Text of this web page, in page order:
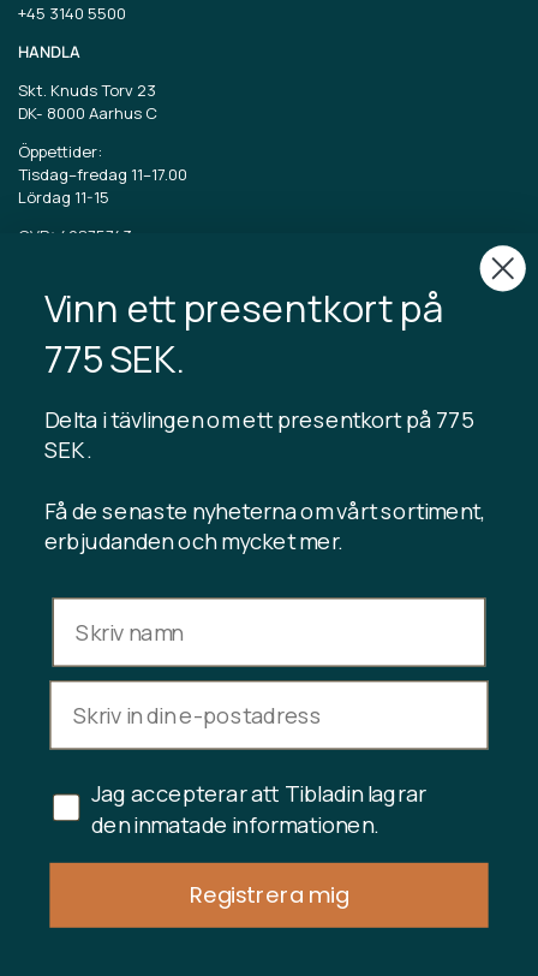
+45 3140 5500
HANDLA
Skt. Knuds Torv 23
DK- 8000 Aarhus C
Öppettider:
Tisdag–fredag 11–17.00
Lördag 11-15
CVR: 40875743
TIBLADIN
Om Tibladin
Blogg
Registrera kundklubb
Kontakta oss
INFORMATION
Integritetspolicy
Copyright © 2024 Tibladin – Alla rättigheter reserverade
Vinn ett presentkort på
775 SEK.
Delta i tävlingen om ett presentkort på 775
SEK .
Få de senaste nyheterna om vårt sortiment,
erbjudanden och mycket mer.
Jag accepterar att Tibladin lagrar
den inmatade informationen.
Registrera mig